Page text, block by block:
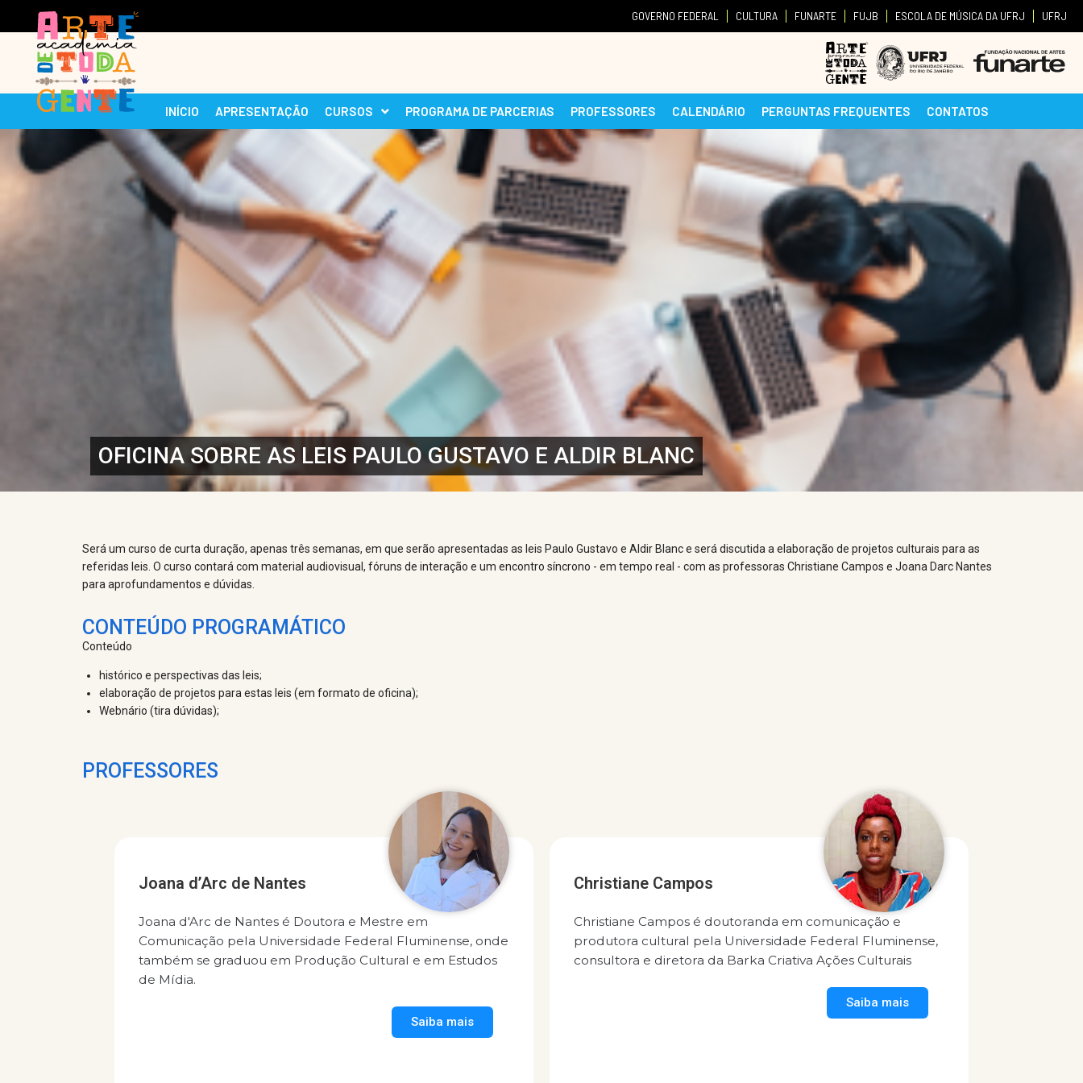
GOVERNO FEDERAL CULTURA FUNARTE FUJB ESCOLA DE MÚSICA DA UFRJ UFRJ
INÍCIO APRESENTAÇÃO CURSOS PROGRAMA DE PARCERIAS PROFESSORES CALENDÁRIO PERGUNTAS FREQUENTES CONTATOS
OFICINA SOBRE AS LEIS PAULO GUSTAVO E ALDIR BLANC
Será um curso de curta duração, apenas três semanas, em que serão apresentadas as leis Paulo Gustavo e Aldir Blanc e será discutida a elaboração de projetos culturais para as
referidas leis. O curso contará com material audiovisual, fóruns de interação e um encontro síncrono - em tempo real - com as professoras Christiane Campos e Joana Darc Nantes
para aprofundamentos e dúvidas.
CONTEÚDO PROGRAMÁTICO
Conteúdo
histórico e perspectivas das leis;
elaboração de projetos para estas leis (em formato de oficina);
Webnário (tira dúvidas);
PROFESSORES
Joana d’Arc de Nantes
Joana d'Arc de Nantes é Doutora e Mestre em
Comunicação pela Universidade Federal Fluminense, onde
também se graduou em Produção Cultural e em Estudos
de Mídia.
Saiba mais
Christiane Campos
Christiane Campos é doutoranda em comunicação e
produtora cultural pela Universidade Federal Fluminense,
consultora e diretora da Barka Criativa Ações Culturais
Saiba mais